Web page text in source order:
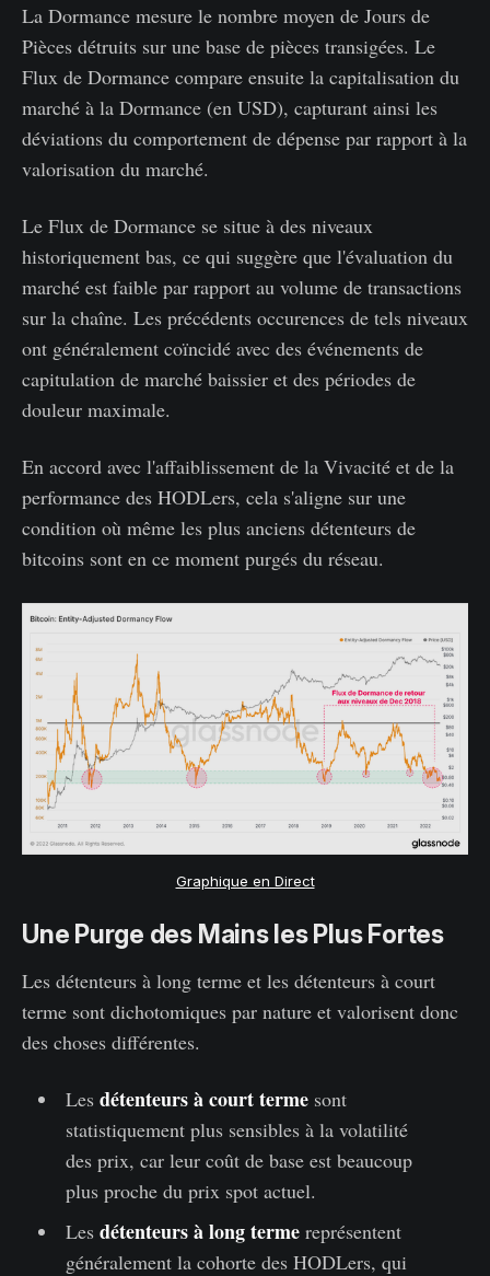
La Dormance mesure le nombre moyen de Jours de
Pièces détruits sur une base de pièces transigées. Le
Flux de Dormance compare ensuite la capitalisation du
marché à la Dormance (en USD), capturant ainsi les
déviations du comportement de dépense par rapport à la
valorisation du marché.
Le Flux de Dormance se situe à des niveaux
historiquement bas, ce qui suggère que l'évaluation du
marché est faible par rapport au volume de transactions
sur la chaîne. Les précédents occurences de tels niveaux
ont généralement coïncidé avec des événements de
capitulation de marché baissier et des périodes de
douleur maximale.
En accord avec l'affaiblissement de la Vivacité et de la
performance des HODLers, cela s'aligne sur une
condition où même les plus anciens détenteurs de
bitcoins sont en ce moment purgés du réseau.
Graphique en Direct
Une Purge des Mains les Plus Fortes
Les détenteurs à long terme et les détenteurs à court
terme sont dichotomiques par nature et valorisent donc
des choses différentes.
Lesdétenteurs à court terme sont
statistiquement plus sensibles à la volatilité
des prix, car leur coût de base est beaucoup
plus proche du prix spot actuel.
Les détenteurs à long terme représentent
généralement la cohorte des HODLers, qui